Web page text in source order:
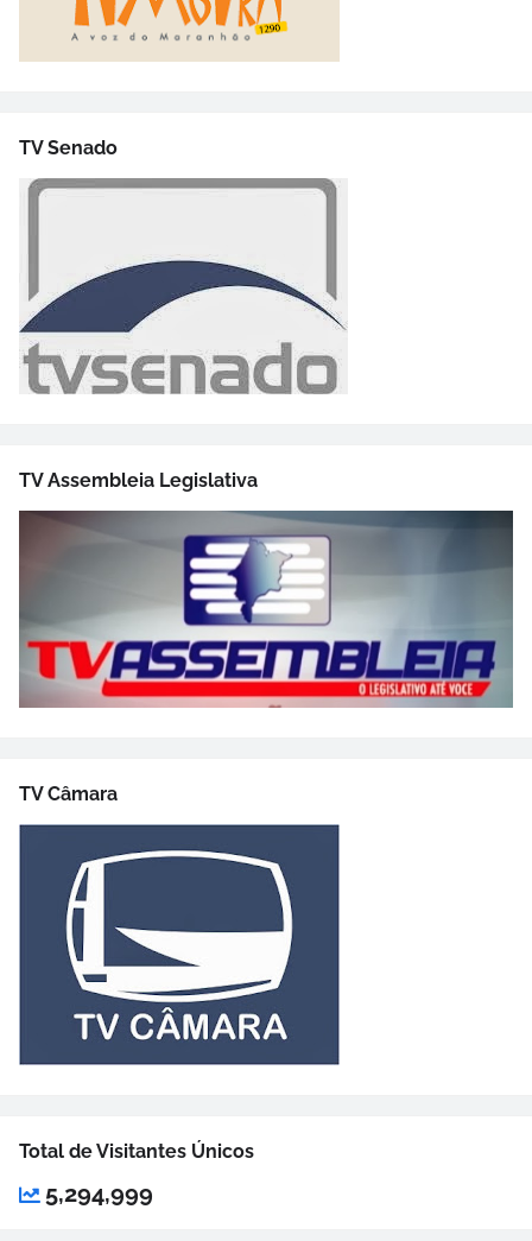
TV Senado
TV Assembleia Legislativa
TV Câmara
Total de Visitantes Únicos
5,294,999